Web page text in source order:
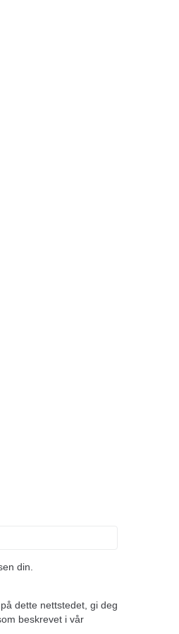
din.
dette nettstedet, gi deg
beskrevet i vår